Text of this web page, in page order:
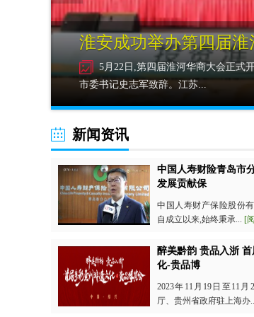
Stage5︱盖特登顶总
8月31日,喜德盛杯2024第十五届环
段,在海南省三亚市决出胜负。...
新闻资讯
中国人寿财险青岛市
发展贡献保
中国人寿财产保险股份
自成立以来,始终秉承... [
醉美黔韵 贵品入浙
化-贵品博
2023年11月19日至11
厅、贵州省政府驻上海办